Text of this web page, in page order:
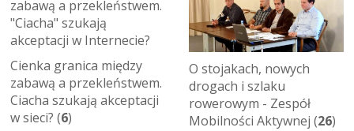
Cienka granica między
zabawą a przekleństwem.
Ciacha szukają akceptacji
w sieci? (6)
O stojakach, nowych
drogach i szlaku
rowerowym - Zespół
Mobilności Aktywnej (26)